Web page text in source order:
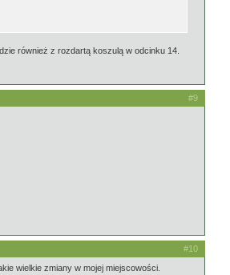
również z rozdartą koszulą w odcinku 14.
#9
#10
wielkie zmiany w mojej miejscowości.